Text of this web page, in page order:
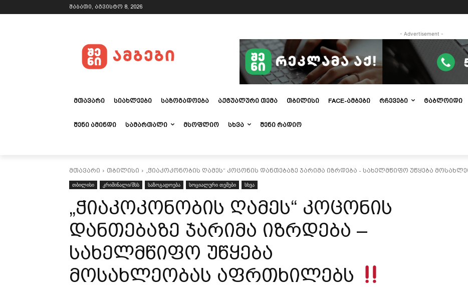
შაბათი, აგვისტო 8, 2026
- Advertisement -
ᲛᲗᲐᲕᲐᲠᲘ ᲡᲘᲐᲮᲚᲔᲔᲑᲘ ᲡᲐᲖᲝᲒᲐᲓᲝᲔᲑᲐ ᲐᲥᲢᲣᲐᲚᲣᲠᲘ ᲗᲔᲛᲐ ᲗᲑᲘᲚᲘᲡᲘ FACE-ᲐᲛᲑᲔᲑᲘ ᲠᲩᲔᲕᲔᲑᲘ ᲢᲐᲑᲚᲝᲘᲓᲘ
ᲨᲔᲜᲘ ᲐᲛᲘᲜᲓᲘ ᲡᲐᲛᲐᲠᲗᲐᲚᲘ ᲛᲡᲝᲤᲚᲘᲝ ᲡᲮᲕᲐ ᲨᲔᲜᲘ ᲠᲐᲓᲘᲝ
მთავარი თბილისი
„ჭიაკოკონობის ღამეს“ კოცონის დანთებაზე ჯარიმა იზრდება - სახელმწიფო უწყება
თბილისი
კრიმინალი/შსს საზოგადოება სოციალური თემები სხვა
„ჭიაკოკონობის ღამეს“ კოცონის
დანთებაზე ჯარიმა იზრდება –
სახელმწიფო უწყება
მოსახლეობას აფრთხილებს